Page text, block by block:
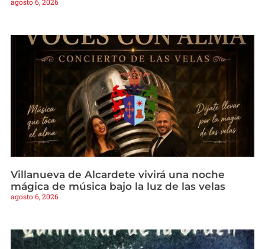
Villanueva de Alcardete vivirá una noche
mágica de música bajo la luz de las velas
agosto 6, 2026